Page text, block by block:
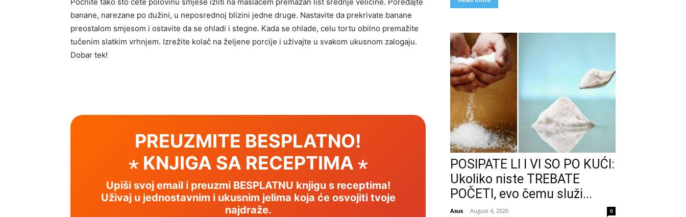
Počnite tako što ćete polovinu smjese izliti na maslacem premazan list srednje veličine. Poređajte
banane, narezane po dužini, u neposrednoj blizini jedne druge. Nastavite da prekrivate banane
preostalom smjesom i ostavite da se ohladi i stegne. Kada se ohlade, celu tortu obilno premažite
tučenim slatkim vrhnjem. Izrežite kolač na željene porcije i uživajte u svakom ukusnom zalogaju.
Dobar tek!
PREUZMITE BESPLATNO!
⋆ KNJIGA SA RECEPTIMA ⋆
Upiši svoj email i preuzmi BESPLATNU knjigu s receptima!
Uživaj u jednostavnim i ukusnim jelima koja će osvojiti tvoje
najdraže.
POSIPATE LI I VI SO PO KUĆI:
Ukoliko niste TREBATE
POČETI, evo čemu služi...
Asus - August 4, 2026 0